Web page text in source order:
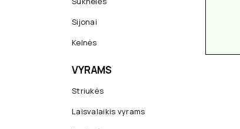
Sijonai
Kelnės
VYRAMS
Striukės
Laisvalaikis vyrams